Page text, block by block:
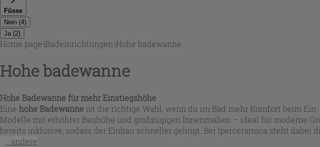
Füsse
Nein (4)
Ja (2)
Home page\Badeinrichtungen \Hohe badewanne
Hohe badewanne
Hohe Badewanne für mehr Einstiegshöhe
Eine hohe Badewanne ist die richtige Wahl, wenn du im Bad mehr Komfort beim
Modelle mit erhöhter Bauhöhe und großzügigen Innenmaßen – ideal für moderne
bereits inklusive, sodass der Einbau schneller gelingt. Bei Iperceramica steht
...andere